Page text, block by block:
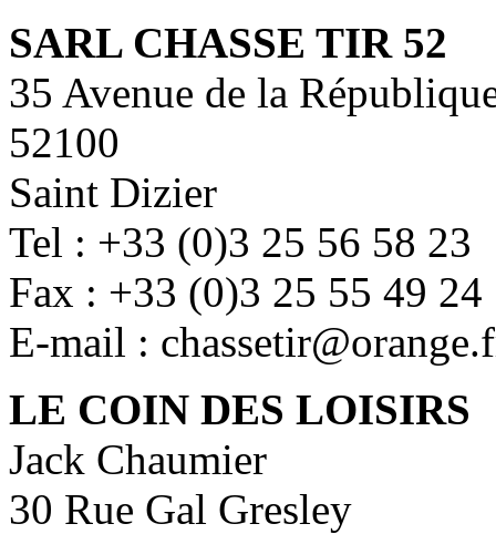
SARL CHASSE TIR 52
35 Avenue de la
52100
Saint Dizier
Tel : +33 (0)3 25 56 58 23
Fax : +33 (0)3 25 55 49 24
E-mail :
LE COIN DES LOISIRS
Jack Chaumier
30 Rue Gal Gresley